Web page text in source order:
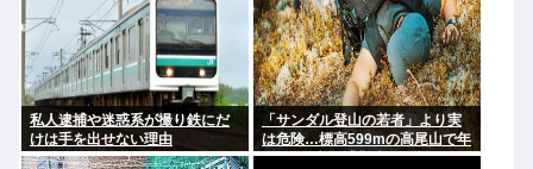
私人逮捕や迷惑系が撮り鉄にだ
けは手を出せない理由
「サンダル登山の若者」より実
は危険…標高599mの高尾山で年
間100件超の遭難事故を起こして